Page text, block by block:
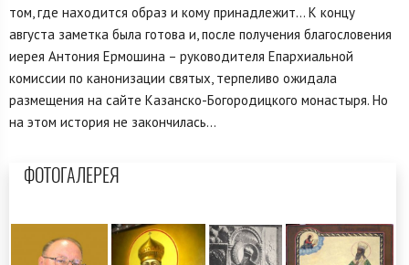
том, где находится образ и кому принадлежит… К концу
августа заметка была готова и, после получения благословения
иерея Антония Ермошина – руководителя Епархиальной
комиссии по канонизации святых, терпеливо ожидала
размещения на сайте Казанско-Богородицкого монастыря. Но
на этом история не закончилась...
ФОТОГАЛЕРЕЯ